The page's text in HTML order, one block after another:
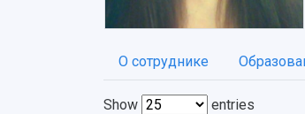
О сотруднике
Show
entries